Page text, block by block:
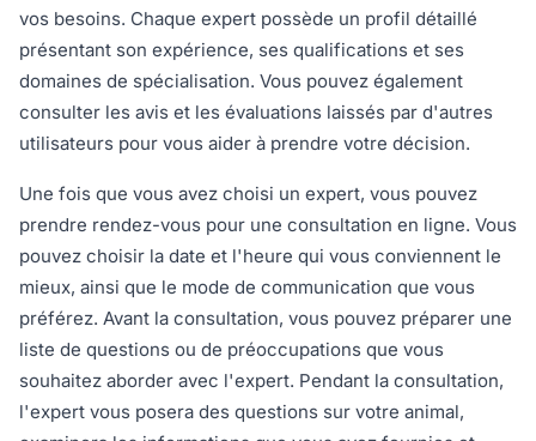
vos besoins. Chaque expert possède un profil détaillé
présentant son expérience, ses qualifications et ses
domaines de spécialisation. Vous pouvez également
consulter les avis et les évaluations laissés par d'autres
utilisateurs pour vous aider à prendre votre décision.
Une fois que vous avez choisi un expert, vous pouvez
prendre rendez-vous pour une consultation en ligne. Vous
pouvez choisir la date et l'heure qui vous conviennent le
mieux, ainsi que le mode de communication que vous
préférez. Avant la consultation, vous pouvez préparer une
liste de questions ou de préoccupations que vous
souhaitez aborder avec l'expert. Pendant la consultation,
l'expert vous posera des questions sur votre animal,